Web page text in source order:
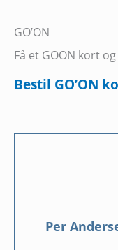
GO’ON
Få et GOON kort
Bestil GO’ON
Per